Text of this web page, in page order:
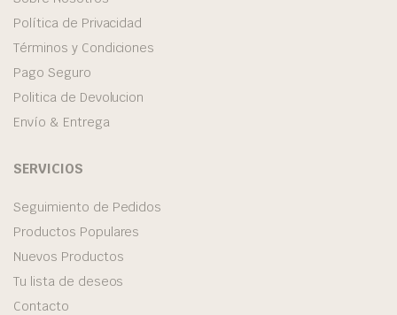
Política de Privacidad
Términos y Condiciones
Pago Seguro
Politica de Devolucion
Envío & Entrega
SERVICIOS
Seguimiento de Pedidos
Productos Populares
Nuevos Productos
Tu lista de deseos
Contacto